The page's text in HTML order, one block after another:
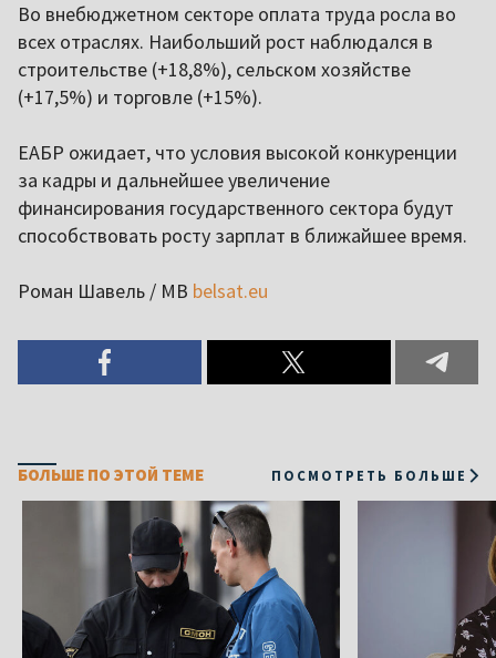
Во внебюджетном секторе оплата труда росла во
всех отраслях. Наибольший рост наблюдался в
строительстве (+18,8%), сельском хозяйстве
(+17,5%) и торговле (+15%).
ЕАБР ожидает, что условия высокой конкуренции
за кадры и дальнейшее увеличение
финансирования государственного сектора будут
способствовать росту зарплат в ближайшее время.
Роман Шавель / МВ belsat.eu
БОЛЬШЕ ПО ЭТОЙ ТЕМЕ ПОСМОТРЕТЬ БОЛЬШЕ